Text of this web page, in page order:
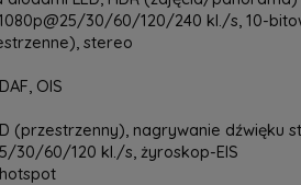
30/60/120/240 kl./s, 10-
stereo
OIS
(przestrzenny), nagrywanie dźwięku
30/60/120 kl./s, żyroskop-EIS